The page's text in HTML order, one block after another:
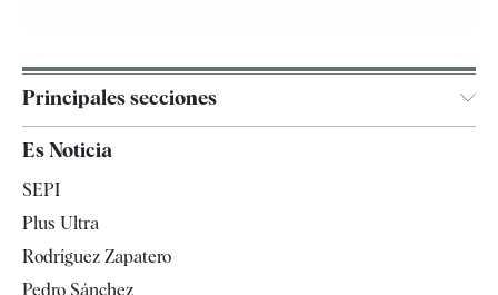
Principales secciones
España
Televisión
Es Noticia
SEPI
Plus Ultra
Rodríguez Zapatero
Pedro Sánchez